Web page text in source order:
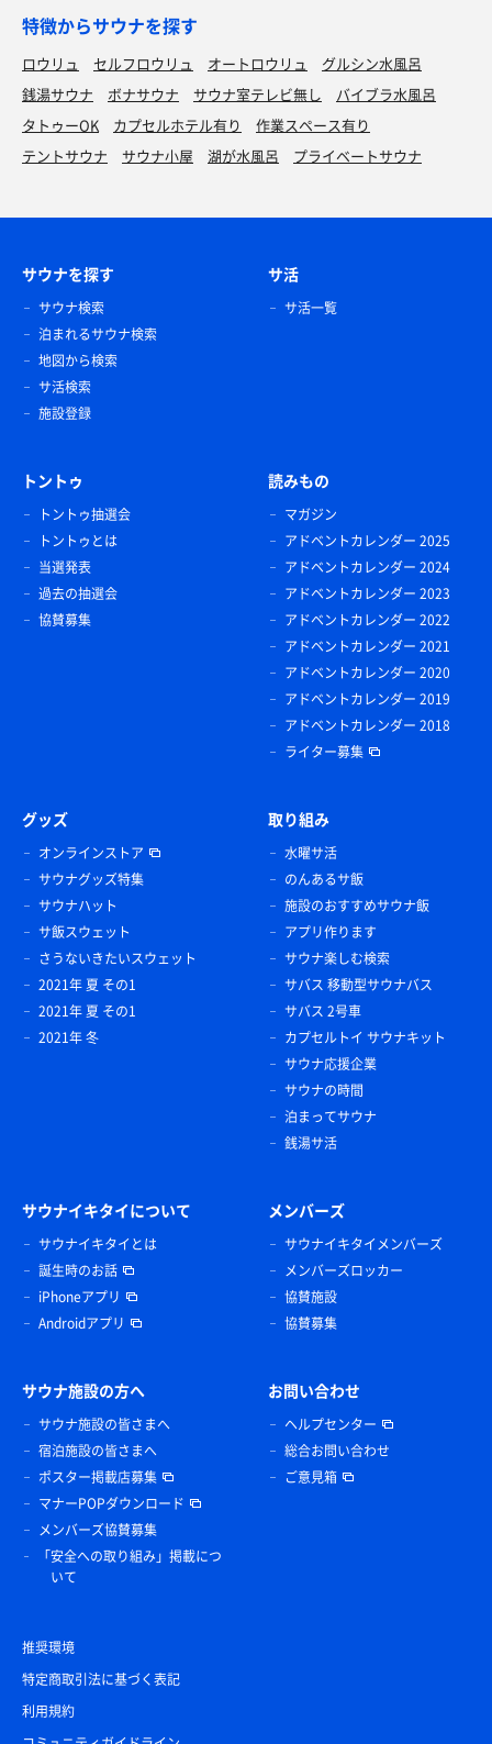
特徴からサウナを探す
ロウリュ セルフロウリュ オートロウリュ
グルシン水風呂
銭湯サウナ
ボナサウナ サウナ室テレビ無し
バイブラ水風呂
タトゥーOK
カプセルホテル有り
作業スペース有り
テントサウナ
サウナ小屋 湖が水風呂 プライベートサウナ
サウナを探す
サウナ検索
泊まれるサウナ検索
地図から検索
サ活検索
施設登録
サ活
サ活一覧
トントゥ
トントゥ抽選会
トントゥとは
当選発表
過去の抽選会
協賛募集
読みもの
マガジン
アドベントカレンダー 2025
アドベントカレンダー 2024
アドベントカレンダー 2023
アドベントカレンダー 2022
アドベントカレンダー 2021
アドベントカレンダー 2020
アドベントカレンダー 2019
アドベントカレンダー 2018
ライター募集
グッズ
オンラインストア
サウナグッズ特集
サウナハット
サ飯スウェット
さうないきたいスウェット
2021年 夏 その1
2021年 夏 その1
2021年 冬
取り組み
水曜サ活
のんあるサ飯
施設のおすすめサウナ飯
アプリ作ります
サウナ楽しむ検索
サバス 移動型サウナバス
サバス 2号車
カプセルトイ サウナキット
サウナ応援企業
サウナの時間
泊まってサウナ
銭湯サ活
サウナイキタイについて
サウナイキタイとは
誕生時のお話
iPhoneアプリ
Androidアプリ
メンバーズ
サウナイキタイメンバーズ
メンバーズロッカー
協賛施設
協賛募集
サウナ施設の方へ
サウナ施設の皆さまへ
宿泊施設の皆さまへ
ポスター掲載店募集
マナーPOPダウンロード
メンバーズ協賛募集
「安全への取り組み」掲載につ
いて
お問い合わせ
ヘルプセンター
総合お問い合わせ
ご意見箱
推奨環境
特定商取引法に基づく表記
利用規約